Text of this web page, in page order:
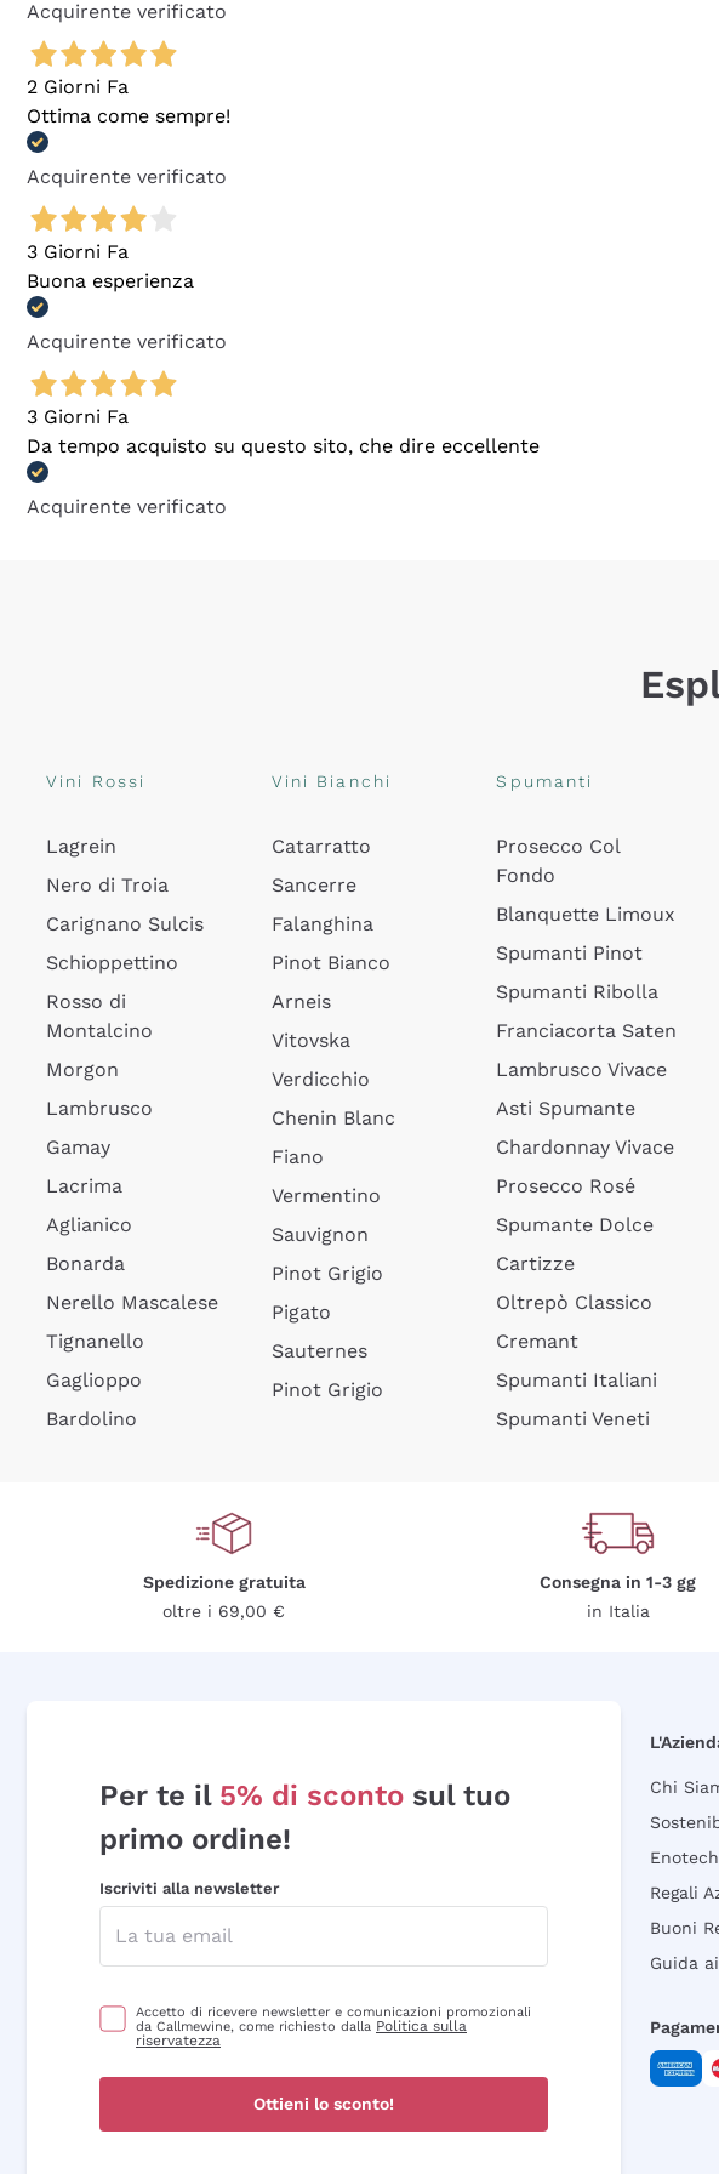
Acquirente verificato
2 Giorni Fa
Ottima come sempre!
Acquirente verificato
3 Giorni Fa
Buona esperienza
Acquirente verificato
3 Giorni Fa
Da tempo acquisto su questo sito, che dire eccellente
Acquirente verificato
Vini Rossi
Lagrein
Nero di Troia
Carignano Sulcis
Schioppettino
Rosso di
Montalcino
Morgon
Lambrusco
Gamay
Lacrima
Aglianico
Bonarda
Nerello Mascalese
Tignanello
Gaglioppo
Bardolino
Vini Bianchi
Catarratto
Sancerre
Falanghina
Pinot Bianco
Arneis
Vitovska
Verdicchio
Chenin Blanc
Fiano
Vermentino
Sauvignon
Pinot Grigio
Pigato
Sauternes
Pinot Grigio
Spumanti
Prosecco Col
Fondo
Blanquette Limoux
Spumanti Pinot
Spumanti Ribolla
Franciacorta Saten
Lambrusco Vivace
Asti Spumante
Chardonnay Vivace
Prosecco Rosé
Spumante Dolce
Cartizze
Oltrepò Classico
Cremant
Spumanti Italiani
Spumanti Veneti
Spedizione gratuita
oltre i 69,00 €
Consegna in 1-3 gg
in Italia
Per te il 5% di sconto sul tuo
primo ordine!
Iscriviti alla newsletter
Accetto di ricevere newsletter e comunicazioni promozionali
da Callmewine, come richiesto dalla Politica sulla
riservatezza
Ottieni lo sconto!
Chi
Regali
Buoni
Guida